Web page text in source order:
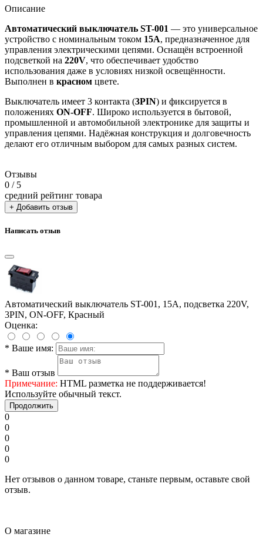
Описание
Автоматический выключатель ST-001 — это универсальное
устройство с номинальным током 15А, предназначенное для
управления электрическими цепями. Оснащён встроенной
подсветкой на 220V, что обеспечивает удобство
использования даже в условиях низкой освещённости.
Выполнен в красном цвете.
Выключатель имеет 3 контакта (3PIN) и фиксируется в
положениях ON-OFF. Широко используется в бытовой,
промышленной и автомобильной электронике для защиты и
управления цепями. Надёжная конструкция и долговечность
делают его отличным выбором для самых разных систем.
Отзывы
0 / 5
средний рейтинг товара
+ Добавить отзыв
Написать отзыв
Автоматический выключатель ST-001, 15А, подсветка 220V,
3PIN, ON-OFF, Красный
Оценка:
* Ваше имя:
* Ваш отзыв
Примечание: HTML разметка не поддерживается!
Используйте обычный текст.
Продолжить
0
0
0
0
0
Нет отзывов о данном товаре, станьте первым, оставьте свой
отзыв.
О магазине